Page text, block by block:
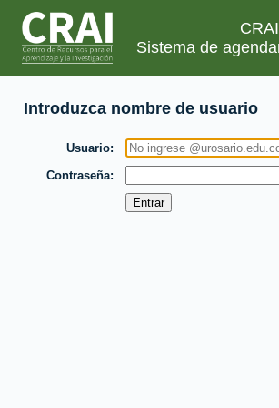
Sistema de
Introduzca nombre de usuario
Usuario
Contraseña